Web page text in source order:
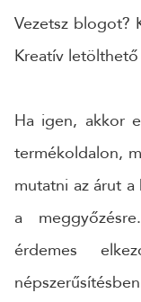
Vezetsz blogot?
Kreatív
Ha igen, akkor
termékoldalon,
mutatni az árut
a
érdemes